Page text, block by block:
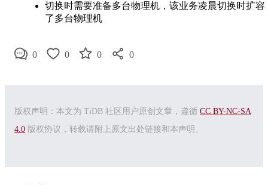
切换时需要准备多台物理机，该业务凌晨切换时扩容
了多台物理机
0 0 0 0
版权声明：本文为 TiDB 社区用户原创文章，遵循 CC BY-NC-SA
4.0 版权协议，转载请附上原文出处链接和本声明。